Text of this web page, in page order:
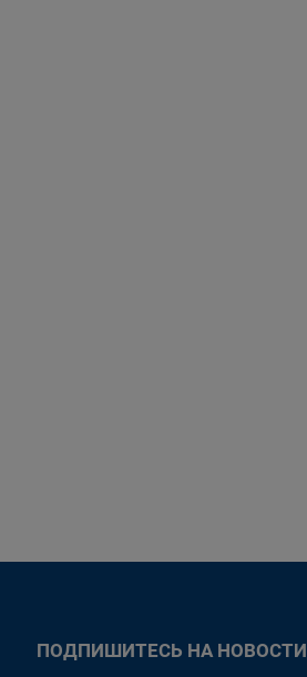
ПОДПИШИТЕСЬ НА НОВОСТИ